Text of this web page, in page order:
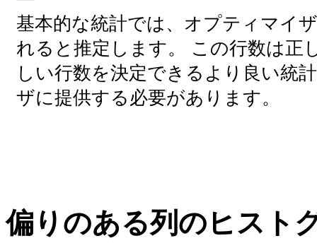
基本的な統計では、オプティマイ
れると推定します。 この行数は正
しい行数を決定できるより良い統
ザに提供する必要があります。
偏りのある列のヒスト